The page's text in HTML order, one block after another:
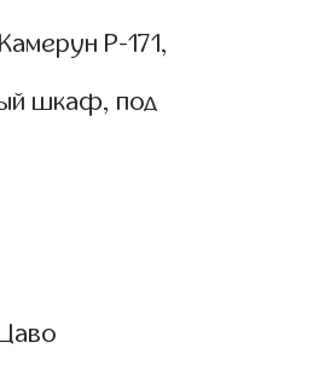
Р-171,
шкаф, под